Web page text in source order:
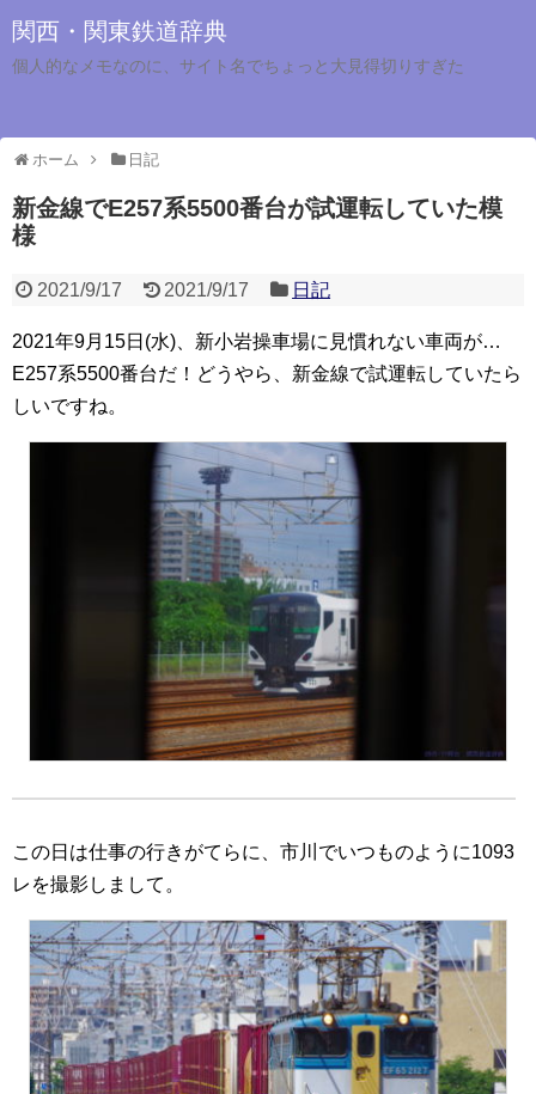
関西・関東鉄道辞典
個人的なメモなのに、サイト名でちょっと大見得切りすぎた
ホーム 日記
新金線でE257系5500番台が試運転していた模
様
2021/9/17 2021/9/17 日記
2021年9月15日(水)、新小岩操車場に見慣れない車両が…
E257系5500番台だ！どうやら、新金線で試運転していたら
しいですね。
この日は仕事の行きがてらに、市川でいつものように1093
レを撮影しまして。